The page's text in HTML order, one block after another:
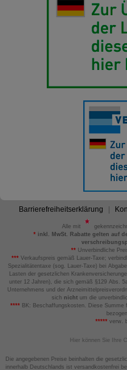
Barrierefreiheitserklärung
Alle mit
*inkl. MwSt. Rabatte gelten auf
** Unverbindliche
*** Verkaufspreis gemäß Lauer-Taxe;
Spezialitätentaxe (sog. Lauer-Taxe) bei
Lasten der gesetzlichen
unter 12 Jahren), die sich gemäß §129 Abs.
Unternehmens und der
sich nicht um die
****BK: Beschaffungskosten. Diese Summe
*****verw.
Hier können Sie Ihre
Die angegebenen Preise beinhalten die
innerhalb Deutschlands ist versandkostenfrei